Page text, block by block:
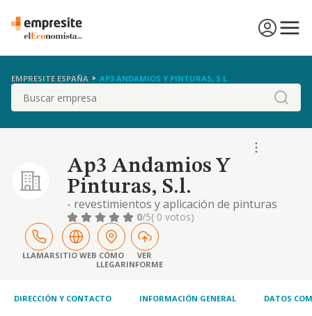
EMPRESITE ESPAÑA AP3 ANDAMIOS Y PINTURAS, S.L.
Buscar
Ap3 Andamios Y
Pinturas, S.l.
- revestimientos y aplicación de pinturas
industriales y decorativas (cnae 4333 y 4334),
actividad principal. - montaje y alquiler de
andamios (cnae 7739). - comercio al por
mayor y al por menor y distribución
comercial de maquinaría, materiales y
enseres,
0/5( 0 votos)
LLAMARSITIO WEB CÓMO
LLEGAR
VER
INFORME
DIRECCIÓN Y CONTACTO INFORMACIÓN GENERAL DATOS